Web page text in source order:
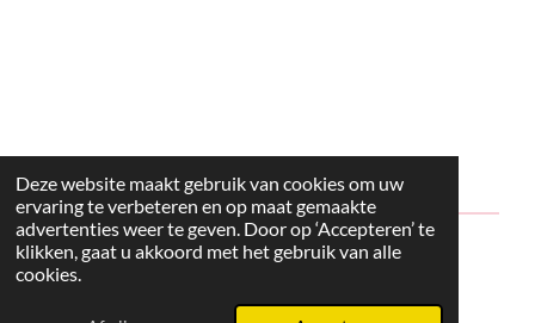
Deze website maakt gebruik van cookies om uw
ervaring te verbeteren en op maat gemaakte
advertenties weer te geven. Door op ‘Accepteren’ te
klikken, gaat u akkoord met het gebruik van alle
cookies.
© 2024 - 2026 Style2Maria